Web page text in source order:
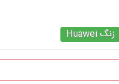
زنگ Huawei